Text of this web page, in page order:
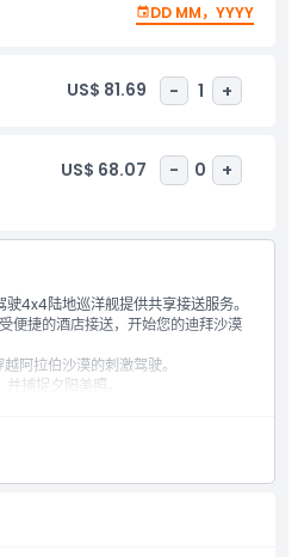
sun sets, creating a magical
Cap off your desert adventure
and embark on a journey that
of IMG World of
of the Free Evening
experience in Dubai. Prepare
adventures, the serene beauty
the delightful flavors of a
package.
DD MM，YYYY
US$ 81.69 - 1 +
US$ 68.07 - 0 +
4x4陆地巡洋舰提供共享接送服务。
便捷的酒店接送，开始您的迪拜沙漠
阿拉伯沙漠的刺激驾驶。
捕捉夕阳美照。
伯服饰。
自助晚餐。
。
、肚皮舞和火舞表演。
多。